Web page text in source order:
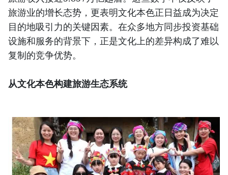
旅游业的增长态势，更表明文化本色正日益成为决定
目的地吸引力的关键因素。在众多地方同步投资基础
设施和服务的背景下，正是文化上的差异构成了难以
复制的竞争优势。
从文化本色构建旅游生态系统